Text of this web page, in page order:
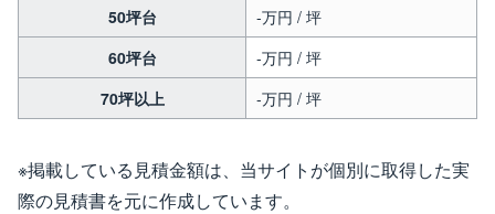
50坪台
-万円 / 坪
60坪台
-万円 / 坪
70坪以上
-万円 / 坪
※掲載している見積金額は、当サイトが個別に取得した実
際の見積書を元に作成しています。